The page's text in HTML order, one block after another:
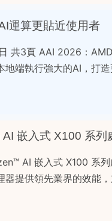
運算更貼近使用者
共3頁 AAI 2026：
地端執行強大的AI，打
嵌入式 X100 系
AI 嵌入式 X100 系
器提供領先業界的效能